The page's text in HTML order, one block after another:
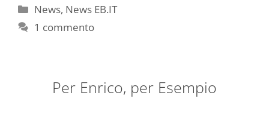
Categorie
News, News EB.IT
1 commento
Per Enrico, per Esempio